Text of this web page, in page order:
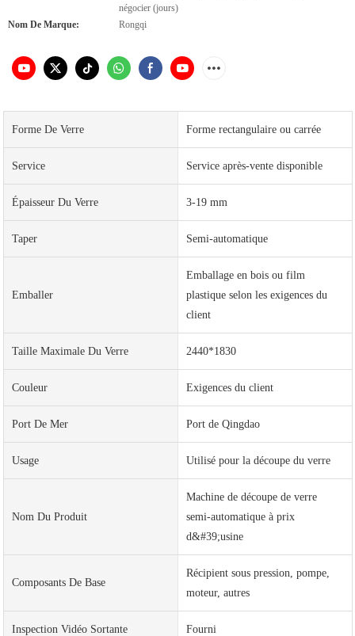
négocier (jours)
Nom De Marque:
Rongqi
Forme De Verre Forme rectangulaire ou carrée
Service Service après-vente disponible
Épaisseur Du Verre 3-19 mm
Taper Semi-automatique
Emballer
Emballage en bois ou film
plastique selon les exigences du
client
Taille Maximale Du Verre 2440*1830
Couleur Exigences du client
Port De Mer Port de Qingdao
Usage Utilisé pour la découpe du verre
Nom Du Produit
Machine de découpe de verre
semi-automatique à prix
d&#39;usine
Composants De Base
Récipient sous pression, pompe,
moteur, autres
Inspection Vidéo Sortante Fourni